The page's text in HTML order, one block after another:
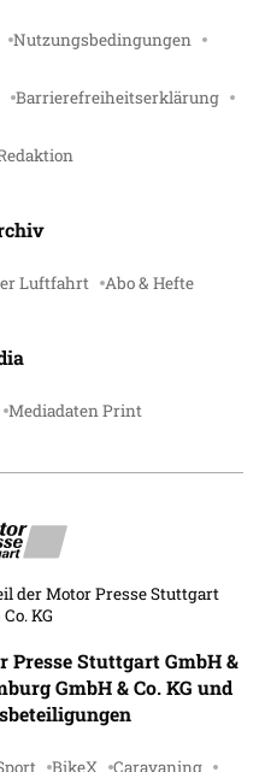
Nutzungsbedingungen
Barrierefreiheitserklärung
Luftfahrt Abo & Hefte
Mediadaten Print
der Motor Presse Stuttgart
KG
Presse Stuttgart GmbH &
GmbH & Co. KG und
BikeX Caravaning